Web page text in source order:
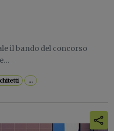
il bando del concorso
...